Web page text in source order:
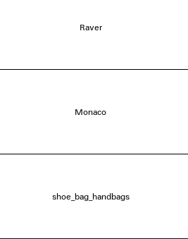
Raver
Monaco
shoe_bag_handbags